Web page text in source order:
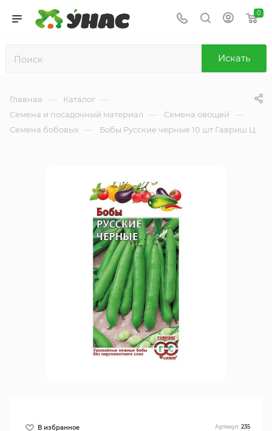
0
Искать
Главная — Каталог —
Семена и посадочный материал — Семена овощей —
Семена бобовых — Бобы Русские черные 10 шт Гавриш Ц
Артикул:235